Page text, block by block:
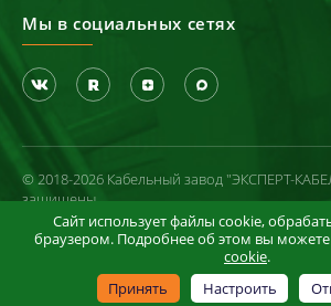
Мы в социальных сетях
© 2018-2026 Кабельный завод "ЭКСПЕРТ-
защищены
Политика конфиденциальности
Условия использования сайта
Информация в отношении cookie-файлов
Сайт использует файлы cookie,
браузером. Подробнее об этом вы можете
cookie.
Принять
Настроить